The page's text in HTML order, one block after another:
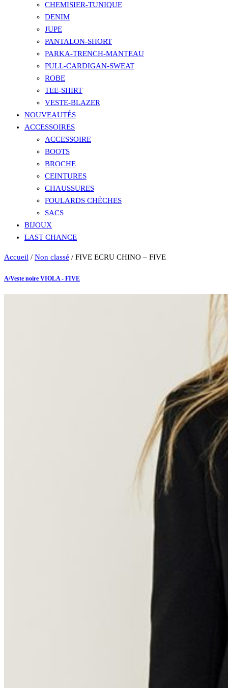
CHEMISIER-TUNIQUE
DENIM
JUPE
PANTALON-SHORT
PARKA-TRENCH-MANTEAU
PULL-CARDIGAN-SWEAT
ROBE
TEE-SHIRT
VESTE-BLAZER
NOUVEAUTÉS
ACCESSOIRES
ACCESSOIRE
BOOTS
BROCHE
CEINTURES
CHAUSSURES
FOULARDS CHÈCHES
SACS
BIJOUX
LAST CHANCE
Accueil / Non classé / FIVE ECRU CHINO – FIVE
A/Veste noire VIOLA - FIVE